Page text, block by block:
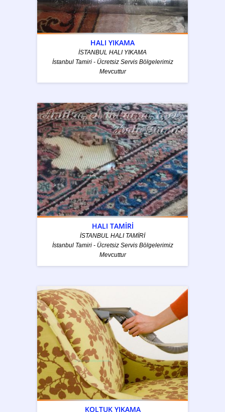
HALI YIKAMA
İSTANBUL HALI YIKAMA
İstanbul Tamiri - Ücretsiz Servis Bölgelerimiz
Mevcuttur
HALI TAMİRİ
İSTANBUL HALI TAMİRİ
İstanbul Tamiri - Ücretsiz Servis Bölgelerimiz
Mevcuttur
KOLTUK YIKAMA